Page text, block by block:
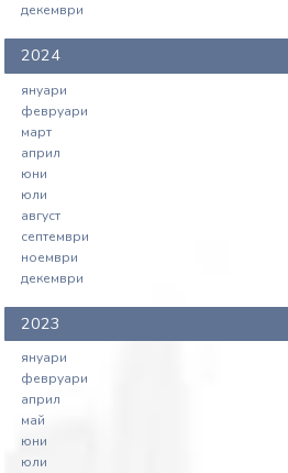
декември
2024
януари
февруари
март
април
юни
юли
август
септември
ноември
декември
2023
януари
февруари
април
май
юни
юли